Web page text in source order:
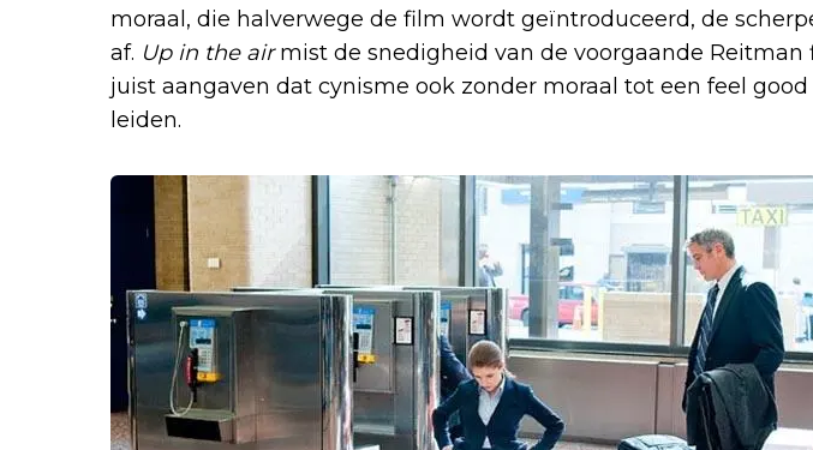
moraal, die halverwege de film wordt geïntroduceerd, de
af. Up in the airmist de snedigheid van de voorgaande Reitman
juist aangaven dat cynisme ook zonder moraal tot een feel
leiden.